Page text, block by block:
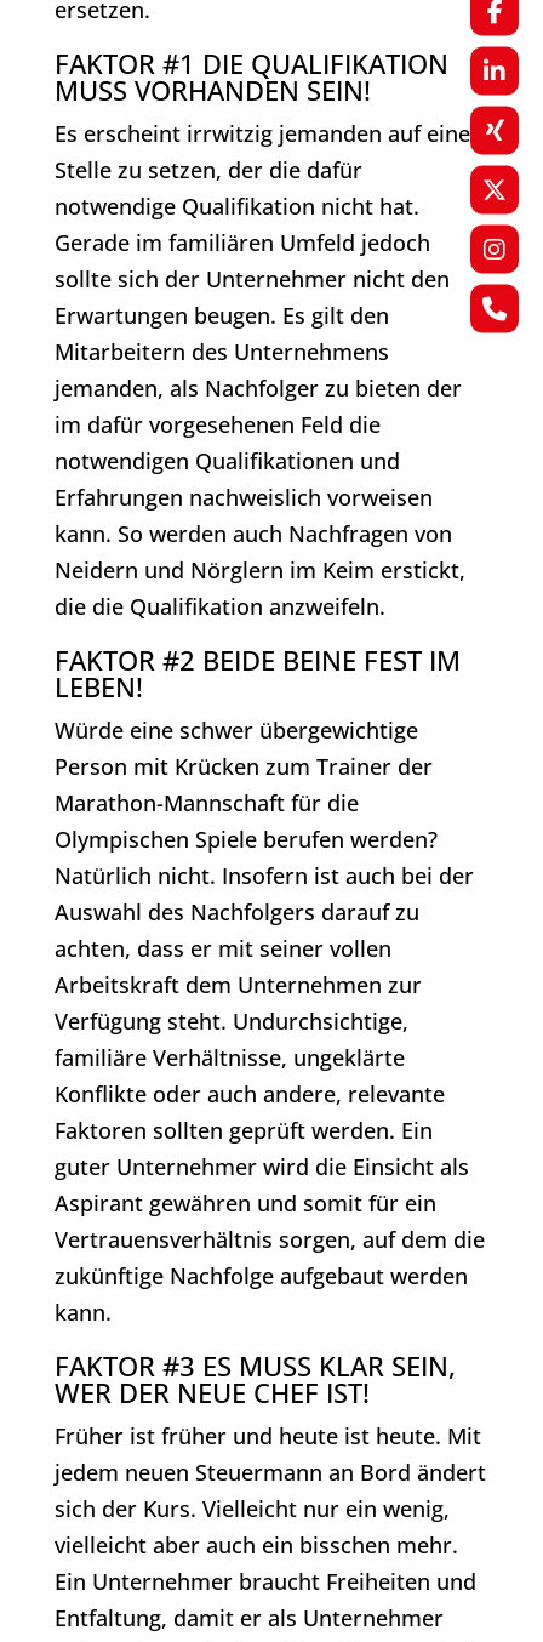
ersetzen.
FAKTOR #1 DIE QUALIFIKATION
MUSS VORHANDEN SEIN!
Es erscheint irrwitzig jemanden auf eine
Stelle zu setzen, der die dafür
notwendige Qualifikation nicht hat.
Gerade im familiären Umfeld jedoch
sollte sich der Unternehmer nicht den
Erwartungen beugen. Es gilt den
Mitarbeitern des Unternehmens
jemanden, als Nachfolger zu bieten der
im dafür vorgesehenen Feld die
notwendigen Qualifikationen und
Erfahrungen nachweislich vorweisen
kann. So werden auch Nachfragen von
Neidern und Nörglern im Keim erstickt,
die die Qualifikation anzweifeln.
FAKTOR #2 BEIDE BEINE FEST IM
LEBEN!
Würde eine schwer übergewichtige
Person mit Krücken zum Trainer der
Marathon-Mannschaft für die
Olympischen Spiele berufen werden?
Natürlich nicht. Insofern ist auch bei der
Auswahl des Nachfolgers darauf zu
achten, dass er mit seiner vollen
Arbeitskraft dem Unternehmen zur
Verfügung steht. Undurchsichtige,
familiäre Verhältnisse, ungeklärte
Konflikte oder auch andere, relevante
Faktoren sollten geprüft werden. Ein
guter Unternehmer wird die Einsicht als
Aspirant gewähren und somit für ein
Vertrauensverhältnis sorgen, auf dem die
zukünftige Nachfolge aufgebaut werden
kann.
FAKTOR #3 ES MUSS KLAR SEIN,
WER DER NEUE CHEF IST!
Früher ist früher und heute ist heute. Mit
jedem neuen Steuermann an Bord ändert
sich der Kurs. Vielleicht nur ein wenig,
vielleicht aber auch ein bisschen mehr.
Ein Unternehmer braucht Freiheiten und
Entfaltung, damit er als Unternehmer